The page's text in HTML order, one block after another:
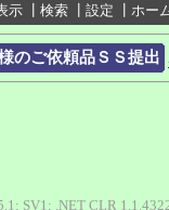
示 検索 設定 ホー
のご依頼品ＳＳ提出
SV1; .NET CLR